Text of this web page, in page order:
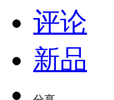
评论
新品